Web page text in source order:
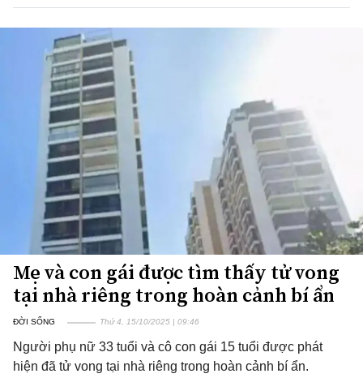
Mẹ và con gái được tìm thấy tử vong
tại nhà riêng trong hoàn cảnh bí ẩn
ĐỜI SỐNG Thứ 4, 15/10/2025 | 09:46
Người phụ nữ 33 tuổi và cô con gái 15 tuổi được phát
hiện đã tử vong tại nhà riêng trong hoàn cảnh bí ẩn.